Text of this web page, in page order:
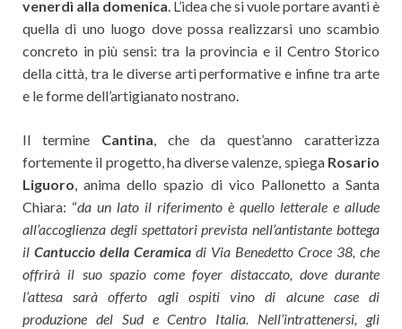
venerdì alla domenica. L’idea che si vuole portare avanti è
quella di uno luogo dove possa realizzarsi uno scambio
concreto in più sensi: tra la provincia e il Centro Storico
della città, tra le diverse arti performative e infine tra arte
e le forme dell’artigianato nostrano.
Il termine Cantina, che da quest’anno caratterizza
fortemente il progetto, ha diverse valenze, spiega Rosario
Liguoro, anima dello spazio di vico Pallonetto a Santa
Chiara: “da un lato il riferimento è quello letterale e allude
all’accoglienza degli spettatori prevista nell’antistante bottega
il Cantuccio della Ceramica di Via Benedetto Croce 38, che
offrirà il suo spazio come foyer distaccato, dove durante
l’attesa sarà offerto agli ospiti vino di alcune case di
produzione del Sud e Centro Italia. Nell’intrattenersi, gli